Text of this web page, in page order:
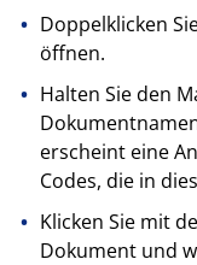
Doppelklicken
öffnen.
Halten Sie den
erscheint eine
Codes, die in
Klicken Sie mit
Dokument und